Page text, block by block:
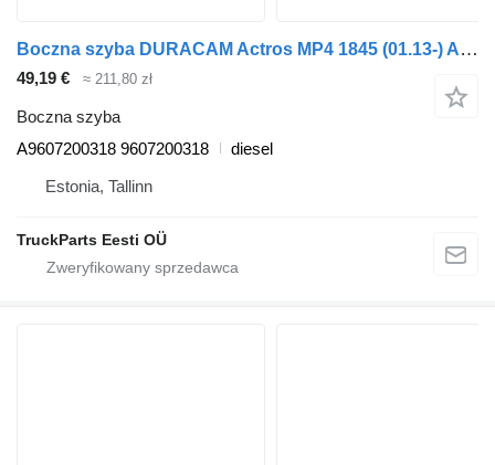
Boczna szyba DURACAM Actros MP4 1845 (01.13-) A9607200318 do ciągnika siodłowego Mercedes-Benz Actros MP4 Antos Arocs (2012-)
49,19 € ≈ 211,80 zł
Boczna szyba
A9607200318 9607200318
diesel
Estonia, Tallinn
TruckParts Eesti OÜ